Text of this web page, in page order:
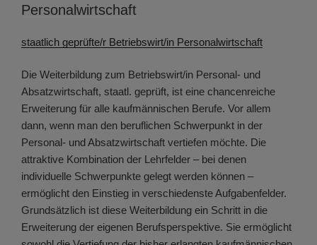
Personalwirtschaft
staatlich geprüfte/r Betriebswirt/in Personalwirtschaft
Die Weiterbildung zum Betriebswirt/in Personal- und
Absatzwirtschaft, staatl. geprüft, ist eine chancenreiche
Erweiterung für alle kaufmännischen Berufe. Vor allem
dann, wenn man den beruflichen Schwerpunkt in der
Personal- und Absatzwirtschaft vertiefen möchte. Die
attraktive Kombination der Lehrfelder – bei denen
individuelle Schwerpunkte gelegt werden können –
ermöglicht den Einstieg in verschiedenste Aufgabenfelder.
Grundsätzlich ist diese Weiterbildung ein Schritt in die
Erweiterung der eigenen Berufsperspektive. Sie ermöglicht